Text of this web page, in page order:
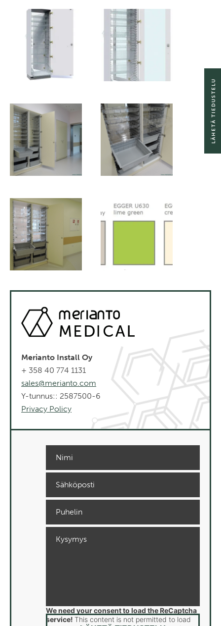
Merianto Install Oy
+ 358 40 774 1131
sales@merianto.com
Y-tunnus:: 2587500-6
Privacy Policy
We need your consent to load the ReCaptcha
service! This content is not permitted to load
LÄHETÄ TIEDUSTELU